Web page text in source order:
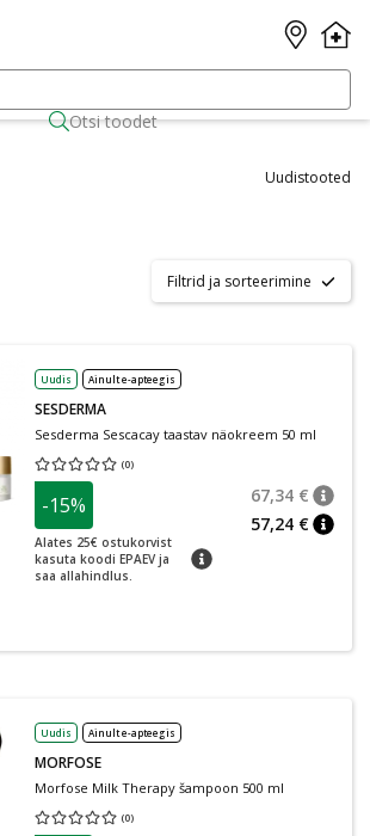
Otsi toodet
Uudistooted
Filtrid ja sorteerimine
Uudis Ainult e-apteegis
SESDERMA
Sesderma Sescacay taastav näokreem 50 ml
(0)
Keskmine hinnang 0.00
-15%
Alates 25€ ostukorvist
kasuta koodi EPAEV ja
saa allahindlus.
nõuanne
67,34 €
57,24 €
Uudis Ainult e-apteegis
MORFOSE
Morfose Milk Therapy šampoon 500 ml
(0)
Keskmine hinnang 0.00